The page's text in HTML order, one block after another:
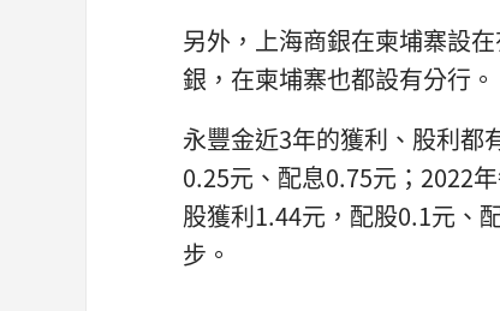
另外，上海商銀在柬埔寨設
銀，在柬埔寨也都設有分行。
永豐金近3年的獲利、股利都
0.25元、配息0.75元；2022
股獲利1.44元，配股0.1元、
步。